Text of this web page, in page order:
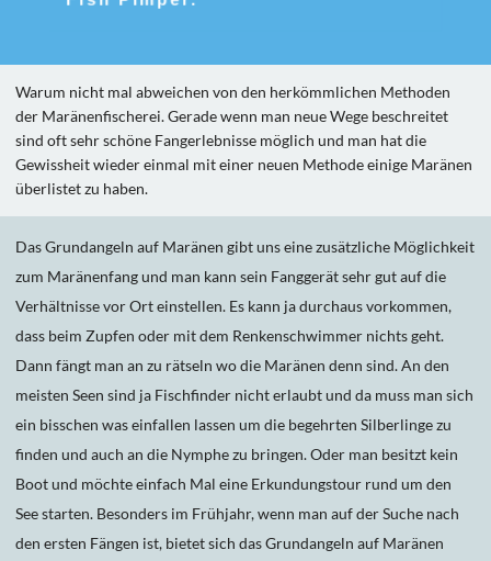
Warum nicht mal abweichen von den herkömmlichen Methoden
der Maränenfischerei. Gerade wenn man neue Wege beschreitet
sind oft sehr schöne Fangerlebnisse möglich und man hat die
Gewissheit wieder einmal mit einer neuen Methode einige Maränen
überlistet zu haben.
Das Grundangeln auf Maränen gibt uns eine zusätzliche Möglichkeit
zum Maränenfang und man kann sein Fanggerät sehr gut auf die
Verhältnisse vor Ort einstellen. Es kann ja durchaus vorkommen,
dass beim Zupfen oder mit dem Renkenschwimmer nichts geht.
Dann fängt man an zu rätseln wo die Maränen denn sind. An den
meisten Seen sind ja Fischfinder nicht erlaubt und da muss man sich
ein bisschen was einfallen lassen um die begehrten Silberlinge zu
finden und auch an die Nymphe zu bringen. Oder man besitzt kein
Boot und möchte einfach Mal eine Erkundungstour rund um den
See starten. Besonders im Frühjahr, wenn man auf der Suche nach
den ersten Fängen ist, bietet sich das Grundangeln auf Maränen